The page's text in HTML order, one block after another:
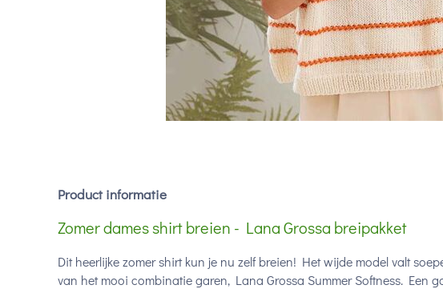
Product informatie
Zomer dames shirt breien - Lana Grossa breipakket
Dit heerlijke zomer shirt kun je nu zelf breien! Het wijde model valt
van het mooi combinatie garen, Lana Grossa Summer Softness. Een